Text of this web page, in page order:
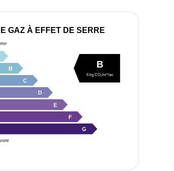
GAZ À EFFET DE SERRE
B
C
D
E
F
G
B
6 kg CO₂/m²/an